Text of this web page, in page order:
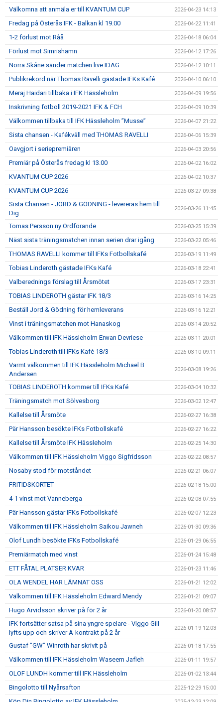
Välkomna att anmäla er till KVANTUM CUP 2026-04-23 14:13
Fredag på Österås IFK - Balkan kl 19.00 2026-04-22 11:41
1-2 förlust mot Råå 2026-04-18 06:04
Förlust mot Simrishamn 2026-04-12 17:26
Norra Skåne sänder matchen live IDAG 2026-04-12 10:11
Publikrekord när Thomas Ravelli gästade IFKs Kafé 2026-04-10 06:10
Meraj Haidari tillbaka i IFK Hässleholm 2026-04-09 19:56
Inskrivning fotboll 2019-2021 IFK & FCH 2026-04-09 10:39
Välkommen tillbaka till IFK Hässleholm ”Musse” 2026-04-07 21:22
Sista chansen - Kafékväll med THOMAS RAVELLI 2026-04-06 15:39
Oavgjort i seriepremiären 2026-04-03 20:56
Premiär på Österås fredag kl 13.00 2026-04-02 16:02
KVANTUM CUP 2026 2026-04-02 10:37
KVANTUM CUP 2026 2026-03-27 09:38
Sista Chansen - JORD & GÖDNING - levereras hem till
Dig
2026-03-26 11:45
Tomas Persson ny Ordförande 2026-03-25 15:39
Näst sista träningsmatchen innan serien drar igång 2026-03-22 05:46
THOMAS RAVELLI kommer till IFKs Fotbollskafé 2026-03-19 11:49
Tobias Linderoth gästade IFKs Kafé 2026-03-18 22:41
Valberednings förslag till Årsmötet 2026-03-17 23:31
TOBIAS LINDEROTH gästar IFK 18/3 2026-03-16 14:25
Beställ Jord & Gödning för hemleverans 2026-03-16 12:21
Vinst i träningsmatchen mot Hanaskog 2026-03-14 20:52
Välkommen till IFK Hässleholm Erwan Devriese 2026-03-11 20:01
Tobias Linderoth till IFKs Kafé 18/3 2026-03-10 09:11
Varmt välkommen till IFK Hässleholm Michael B
Andersen
2026-03-08 19:26
TOBIAS LINDEROTH kommer till IFKs Kafé 2026-03-04 10:32
Träningsmatch mot Sölvesborg 2026-03-02 12:47
Kallelse till Årsmöte 2026-02-27 16:38
Pär Hansson besökte IFKs Fotbollskafé 2026-02-27 16:22
Kallelse till Årsmöte IFK Hässleholm 2026-02-25 14:30
Välkommen till IFK Hässleholm Viggo Sigfridsson 2026-02-22 08:57
Nosaby stod för motståndet 2026-02-21 06:07
FRITIDSKORTET 2026-02-18 15:00
4-1 vinst mot Vanneberga 2026-02-08 07:55
Pär Hansson gästar IFKs Fotbollskafé 2026-02-07 12:23
Välkommen till IFK Hässleholm Saikou Jawneh 2026-01-30 09:36
Olof Lundh besökte IFKs Fotbollskafé 2026-01-29 06:55
Premiärmatch med vinst 2026-01-24 15:48
ETT FÅTAL PLATSER KVAR 2026-01-23 11:46
OLA WENDEL HAR LÄMNAT OSS 2026-01-21 12:02
Välkommen till IFK Hässleholm Edward Mendy 2026-01-21 09:07
Hugo Arvidsson skriver på för 2 år 2026-01-20 08:57
IFK fortsätter satsa på sina yngre spelare - Viggo Gill
lyfts upp och skriver A-kontrakt på 2 år
2026-01-19 12:03
Gustaf ”GW” Winroth har skrivit på 2026-01-18 17:55
Välkommen till IFK Hässleholm Waseem Jafleh 2026-01-11 19:57
OLOF LUNDH kommer till IFK Hässleholm 2026-01-02 13:44
Bingolotto till Nyårsafton 2025-12-29 15:00